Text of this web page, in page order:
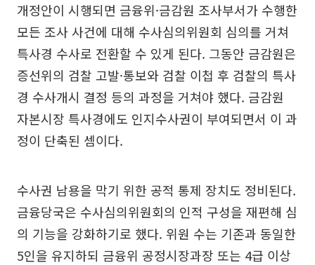
개정안이 시행되면 금융위·금감원 조사부서가 수행한
모든 조사 사건에 대해 수사심의위원회 심의를 거쳐
특사경 수사로 전환할 수 있게 된다. 그동안 금감원은
증선위의 검찰 고발·통보와 검찰 이첩 후 검찰의 특사
경 수사개시 결정 등의 과정을 거쳐야 했다. 금감원
자본시장 특사경에도 인지수사권이 부여되면서 이 과
정이 단축된 셈이다.
수사권 남용을 막기 위한 공적 통제 장치도 정비된다.
금융당국은 수사심의위원회의 인적 구성을 재편해 심
의 기능을 강화하기로 했다. 위원 수는 기존과 동일한
5인을 유지하되 금융위 공정시장과장 또는 4급 이상